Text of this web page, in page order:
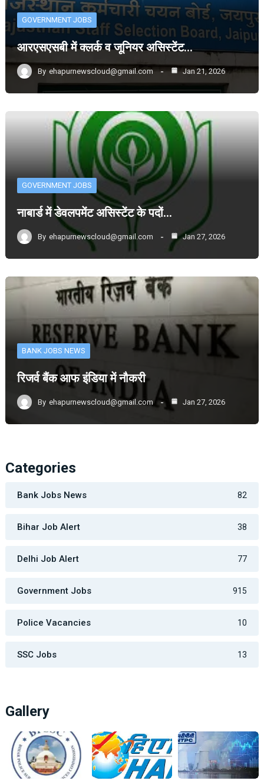
GOVERNMENT JOBS
आरएसएसबी में क्लर्क व जूनियर असिस्टेंट…
By ehapurnewscloud@gmail.com Jan 21, 2026
GOVERNMENT JOBS
नाबार्ड में डेवलपमेंट असिस्टेंट के पदों…
By ehapurnewscloud@gmail.com Jan 27, 2026
BANK JOBS NEWS
रिजर्व बैंक आफ इंडिया में नौकरी
By ehapurnewscloud@gmail.com Jan 27, 2026
Categories
Bank Jobs News 82
Bihar Job Alert 38
Delhi Job Alert 77
Government Jobs 915
Police Vacancies 10
SSC Jobs 13
Gallery